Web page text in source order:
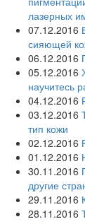
лазерных
07.12.2016
сияющей
06.12.2016
05.12.2016
научитесь
04.12.2016
03.12.2016
тип кожи
02.12.2016
01.12.2016
30.11.2016
другие
29.11.2016
28.11.2016